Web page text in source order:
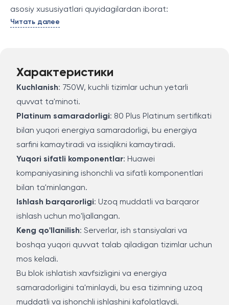
asosiy xususiyatlari quyidagilardan iborat:
Читать далее
Характеристики
Kuchlanish: 750W, kuchli tizimlar uchun yetarli
quvvat ta'minoti.
Platinum samaradorligi: 80 Plus Platinum sertifikati
bilan yuqori energiya samaradorligi, bu energiya
sarfini kamaytiradi va issiqlikni kamaytiradi.
Yuqori sifatli komponentlar: Huawei
kompaniyasining ishonchli va sifatli komponentlari
bilan ta'minlangan.
Ishlash barqarorligi: Uzoq muddatli va barqaror
ishlash uchun mo'ljallangan.
Keng qo'llanilish: Serverlar, ish stansiyalari va
boshqa yuqori quvvat talab qiladigan tizimlar uchun
mos keladi.
Bu blok ishlatish xavfsizligini va energiya
samaradorligini ta'minlaydi, bu esa tizimning uzoq
muddatli va ishonchli ishlashini kafolatlaydi.